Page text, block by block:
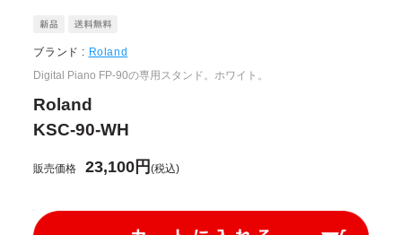
ブランド : Roland
Digital Piano FP-90の専用スタンド。ホワイト。
Roland
KSC-90-WH
販売価格 23,100円(税込)